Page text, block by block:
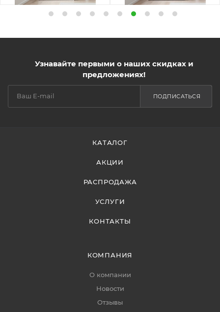
Узнавайте первыми о наших скидках и
предложениях!
ПОДПИСАТЬСЯ
КАТАЛОГ
АКЦИИ
РАСПРОДАЖА
УСЛУГИ
КОНТАКТЫ
КОМПАНИЯ
О компании
Новости
Отзывы